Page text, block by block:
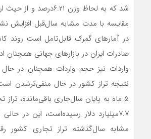
مقایسه با مدت مشابه سال‌قبل افزایش
در آمارهای گمرک قابل‌تامل است
صادرات ایران در بازارهای جهانی همچنان
واردات نیز حجم واردات همچنان در
نتیجه تراز کشور در حال منفی‌‌‌‌‌‌‌تر‌شدن
۵ ماه به پایان سال‌جاری باقی‌مانده،
۷.۷‌میلیارد دلار رسیده‌است، این در
مشابه سال‌گذشته تراز تجاری کشور